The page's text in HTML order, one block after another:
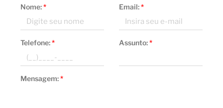
Nome:* Email:*
Telefone:* Assunto:*
Mensagem:*